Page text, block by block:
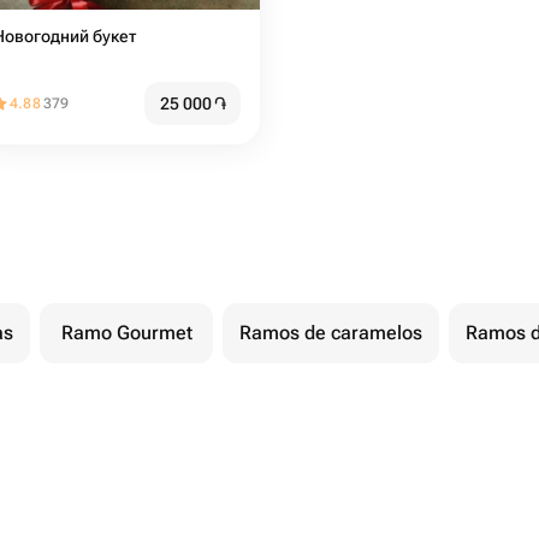
букет
4.88379 25 000֏
Ramo Gourmet Ramos de caramelos Ramos